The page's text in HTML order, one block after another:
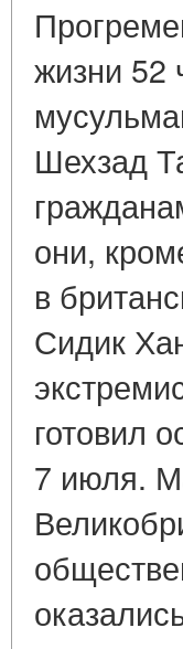
жизни 52
Шехзад
они,
в
Сидик
готовил
7 июля.